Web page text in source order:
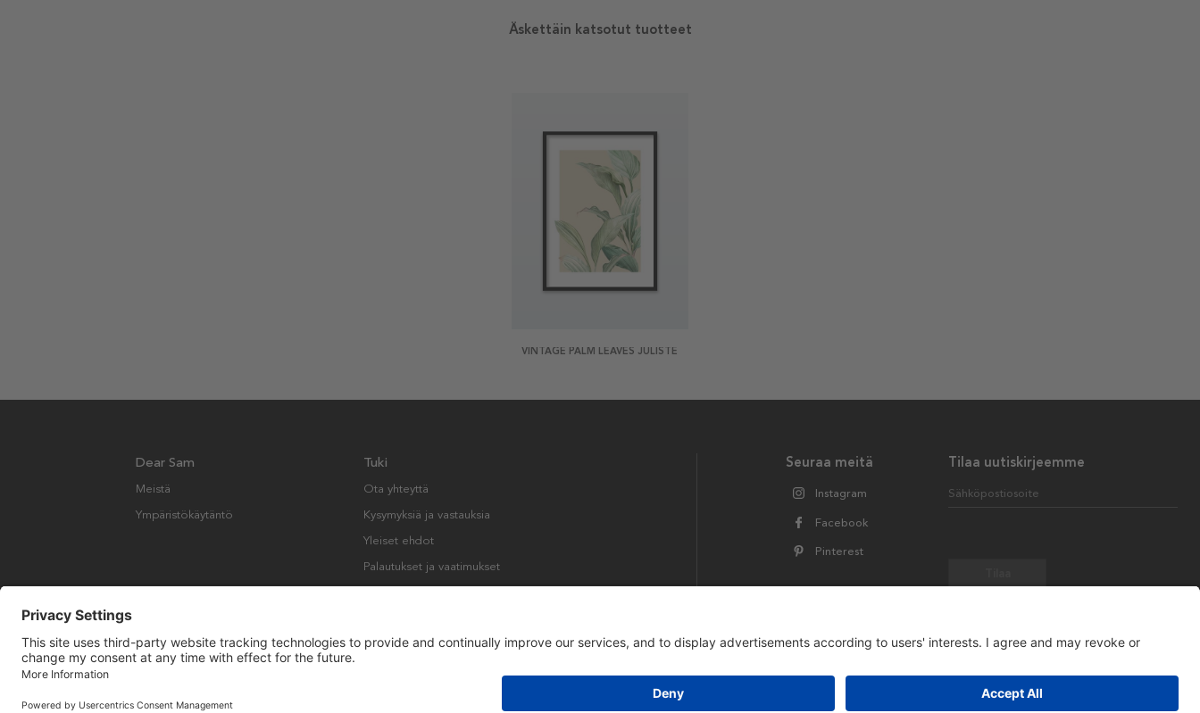
Äskettäin katsotut tuotteet
VINTAGE PALM LEAVES JULISTE
Tilaa uutiskirjeemme
Sähköpostiosoite
Seuraa meitä
Instagram
Facebook
Pinterest
Dear Sam
Meistä
Ympäristökäytäntö
Tuki
Ota yhteyttä
Kysymyksiä ja vastauksia
Yleiset ehdot
Palautukset ja vaatimukset